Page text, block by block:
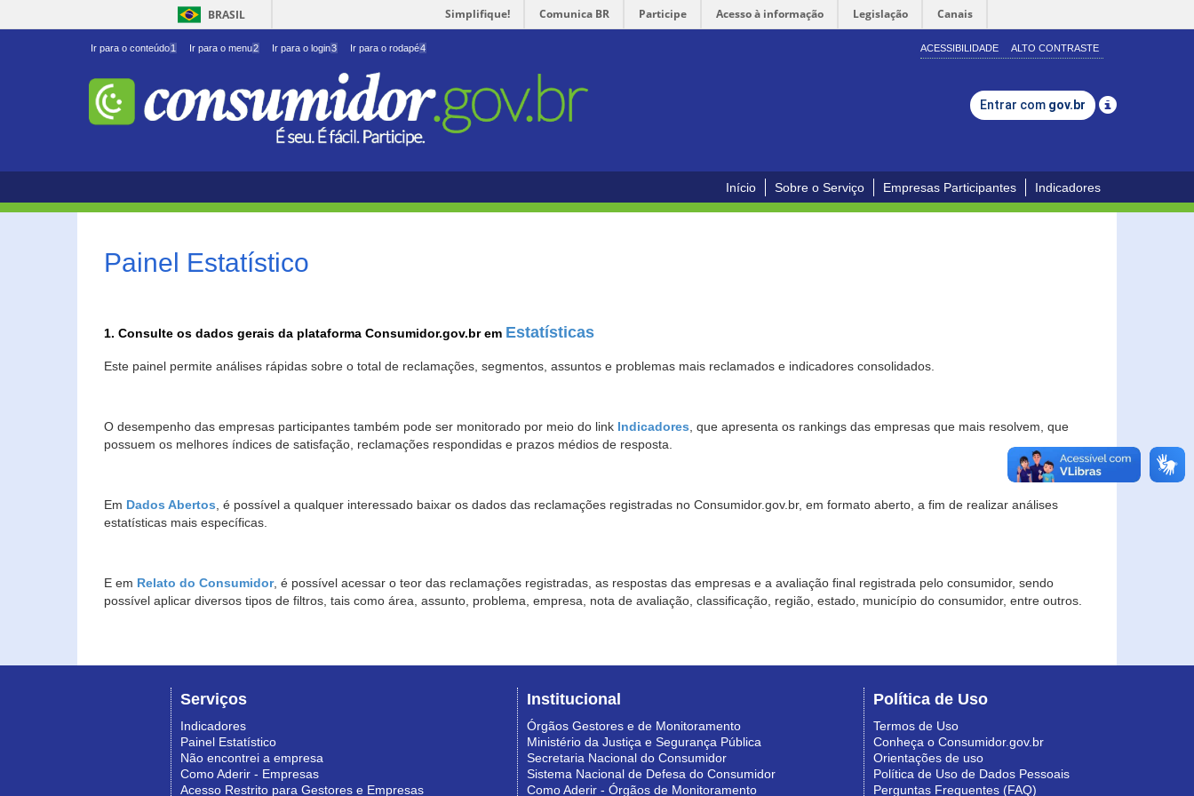
BRASIL Simplifique! Comunica BR Participe Acesso à informação Legislação Canais
Ir para o conteúdo1 Ir para o menu2 Ir para o login3 Ir para o rodapé4 ACESSIBILIDADE ALTO CONTRASTE
Entrar com gov.br
Início Sobre o Serviço Empresas Participantes Indicadores
Painel Estatístico
1. Consulte os dados gerais da plataforma Consumidor.gov.br em Estatísticas
Este painel permite análises rápidas sobre o total de reclamações, segmentos, assuntos e problemas mais reclamados e indicadores consolidados.
O desempenho das empresas participantes também pode ser monitorado por meio do link Indicadores, que apresenta os rankings das empresas que mais resolvem, que
possuem os melhores índices de satisfação, reclamações respondidas e prazos médios de resposta.
Em Dados Abertos, é possível a qualquer interessado baixar os dados das reclamações registradas no Consumidor.gov.br, em formato aberto, a fim de realizar análises
estatísticas mais específicas.
E em Relato do Consumidor, é possível acessar o teor das reclamações registradas, as respostas das empresas e a avaliação final registrada pelo consumidor, sendo
possível aplicar diversos tipos de filtros, tais como área, assunto, problema, empresa, nota de avaliação, classificação, região, estado, município do consumidor, entre outros.
Serviços
Indicadores
Painel Estatístico
Não encontrei a empresa
Como Aderir - Empresas
Acesso Restrito para Gestores e Empresas
Institucional
Órgãos Gestores e de Monitoramento
Ministério da Justiça e Segurança Pública
Secretaria Nacional do Consumidor
Sistema Nacional de Defesa do Consumidor
Como Aderir - Órgãos de Monitoramento
Política de Uso
Termos de Uso
Conheça o Consumidor.gov.br
Orientações de uso
Política de Uso de Dados Pessoais
Perguntas Frequentes (FAQ)